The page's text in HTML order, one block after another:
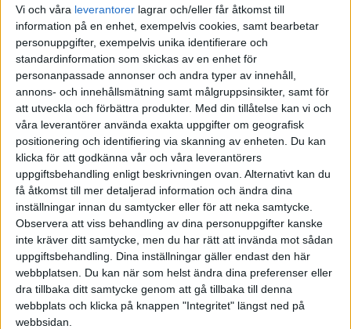
Vi och våra leverantorer lagrar och/eller får åtkomst till
information på en enhet, exempelvis cookies, samt bearbetar
personuppgifter, exempelvis unika identifierare och
standardinformation som skickas av en enhet för
personanpassade annonser och andra typer av innehåll,
annons- och innehållsmätning samt målgruppsinsikter, samt för
att utveckla och förbättra produkter. Med din tillåtelse kan vi och
våra leverantörer använda exakta uppgifter om geografisk
positionering och identifiering via skanning av enheten. Du kan
klicka för att godkänna vår och våra leverantörers
uppgiftsbehandling enligt beskrivningen ovan. Alternativt kan du
få åtkomst till mer detaljerad information och ändra dina
inställningar innan du samtycker eller för att neka samtycke.
Observera att viss behandling av dina personuppgifter kanske
inte kräver ditt samtycke, men du har rätt att invända mot sådan
uppgiftsbehandling. Dina inställningar gäller endast den här
webbplatsen. Du kan när som helst ändra dina preferenser eller
dra tillbaka ditt samtycke genom att gå tillbaka till denna
webbplats och klicka på knappen "Integritet" längst ned på
webbsidan.
Superettan – Herrar
Basketettan – Damer
Spanska ligan
SENASTE RESULTAT
Sön 24/5